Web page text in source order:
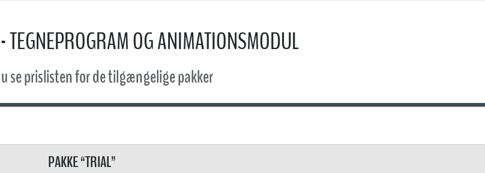
TEGNEPROGRAM OG ANIMATIONSMODUL
se prislisten for de tilgængelige pakker
PAKKE “TRIAL”